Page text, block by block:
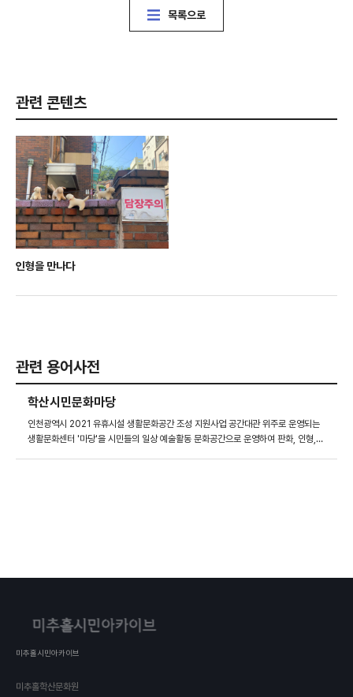
목록으로
관련 콘텐츠
인형을 만나다
관련 용어사전
학산시민문화마당
인천광역시 2021 유휴시설 생활문화공간 조성 지원사업 공간대관 위주로 운영되는
생활문화센터 '마당'을 시민들의 일상 예술활동 문화공간으로 운영하여 판화, 인형,
미추홀시민아카이브
미추홀학산문화원